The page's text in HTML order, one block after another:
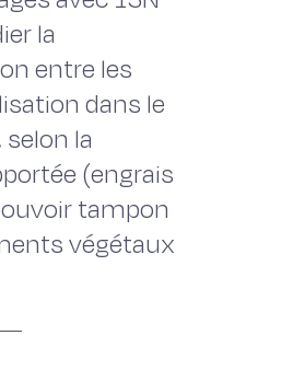
la
entre les
dans le
la
(engrais
tampon
végétaux